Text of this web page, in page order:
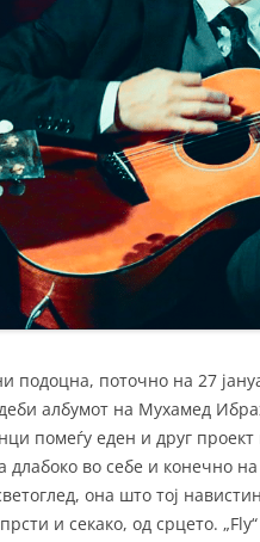
подоцна, поточно на 27
албумот на Мухамед
помеѓу еден и друг
длабоко во себе и конечно
она што тој
и секако, од срцето.